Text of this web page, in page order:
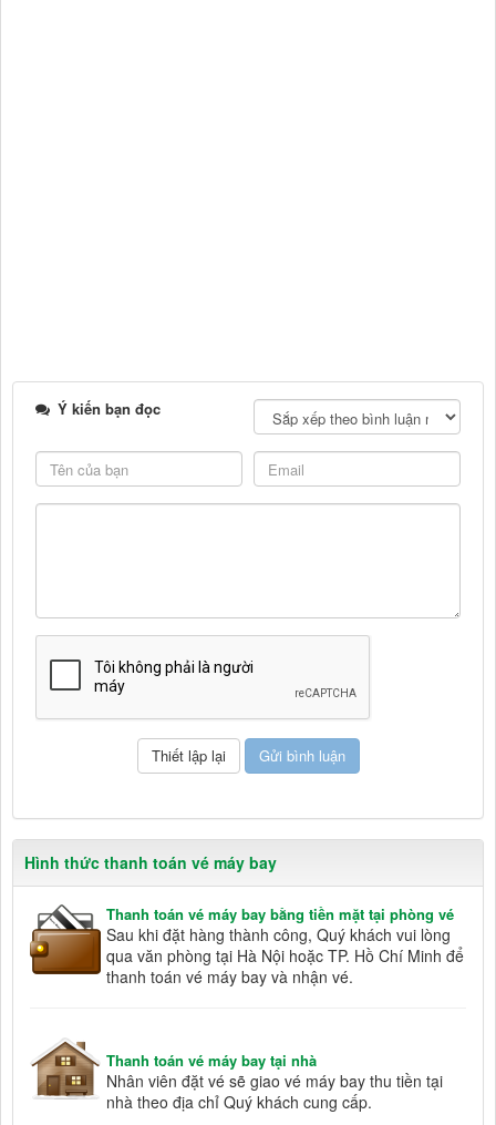
Ý kiến bạn đọc
Hình thức thanh toán vé máy bay
Thanh toán vé máy bay bằng tiền mặt tại phòng vé
Sau khi đặt hàng thành công, Quý khách vui lòng
qua văn phòng tại Hà Nội hoặc TP. Hồ Chí Minh để
thanh toán vé máy bay và nhận vé.
Thanh toán vé máy bay tại nhà
Nhân viên đặt vé sẽ giao vé máy bay thu tiền tại
nhà theo địa chỉ Quý khách cung cấp.